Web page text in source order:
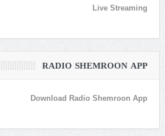
Live Streaming
RADIO SHEMROON APP
Download Radio Shemroon App